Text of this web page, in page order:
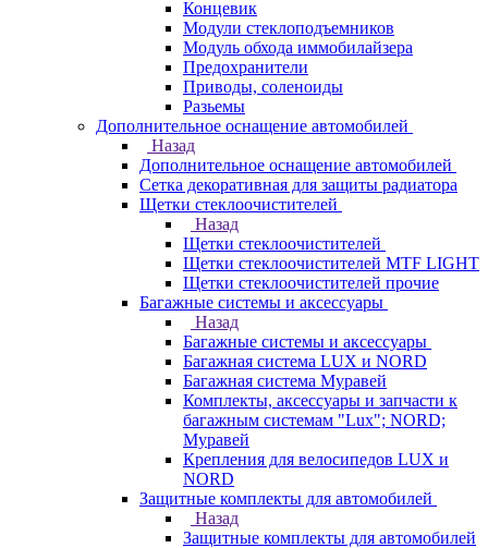
Концевик
Модули стеклоподъемников
Модуль обхода иммобилайзера
Предохранители
Приводы, соленоиды
Разьемы
Дополнительное оснащение автомобилей
Назад
Дополнительное оснащение автомобилей
Сетка декоративная для защиты радиатора
Щетки стеклоочистителей
Назад
Щетки стеклоочистителей
Щетки стеклоочистителей MTF LIGHT
Щетки стеклоочистителей прочие
Багажные системы и аксессуары
Назад
Багажные системы и аксессуары
Багажная система LUX и NORD
Багажная система Муравей
Комплекты, аксессуары и запчасти к
багажным системам "Lux"; NORD;
Муравей
Крепления для велосипедов LUX и
NORD
Защитные комплекты для автомобилей
Назад
Защитные комплекты для автомобилей